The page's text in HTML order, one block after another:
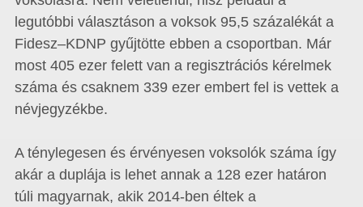
legutóbbi választáson a voksok 95,5 százalékát a
Fidesz–KDNP gyűjtötte ebben a csoportban. Már
most 405 ezer felett van a regisztrációs kérelmek
száma és csaknem 339 ezer embert fel is vettek a
névjegyzékbe.
A ténylegesen és érvényesen voksolók száma így
akár a duplája is lehet annak a 128 ezer határon
túli magyarnak, akik 2014-ben éltek a